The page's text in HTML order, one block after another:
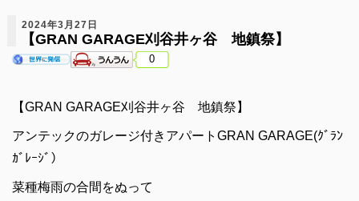
2024年3月27日
【GRAN GARAGE刈谷井ヶ谷 地鎮祭】
0
【GRAN GARAGE刈谷井ヶ谷 地鎮祭】
アンテックのガレージ付きアパートGRAN GARAGE(ｸﾞﾗﾝ
ｶﾞﾚｰｼﾞ）
菜種梅雨の合間をぬって